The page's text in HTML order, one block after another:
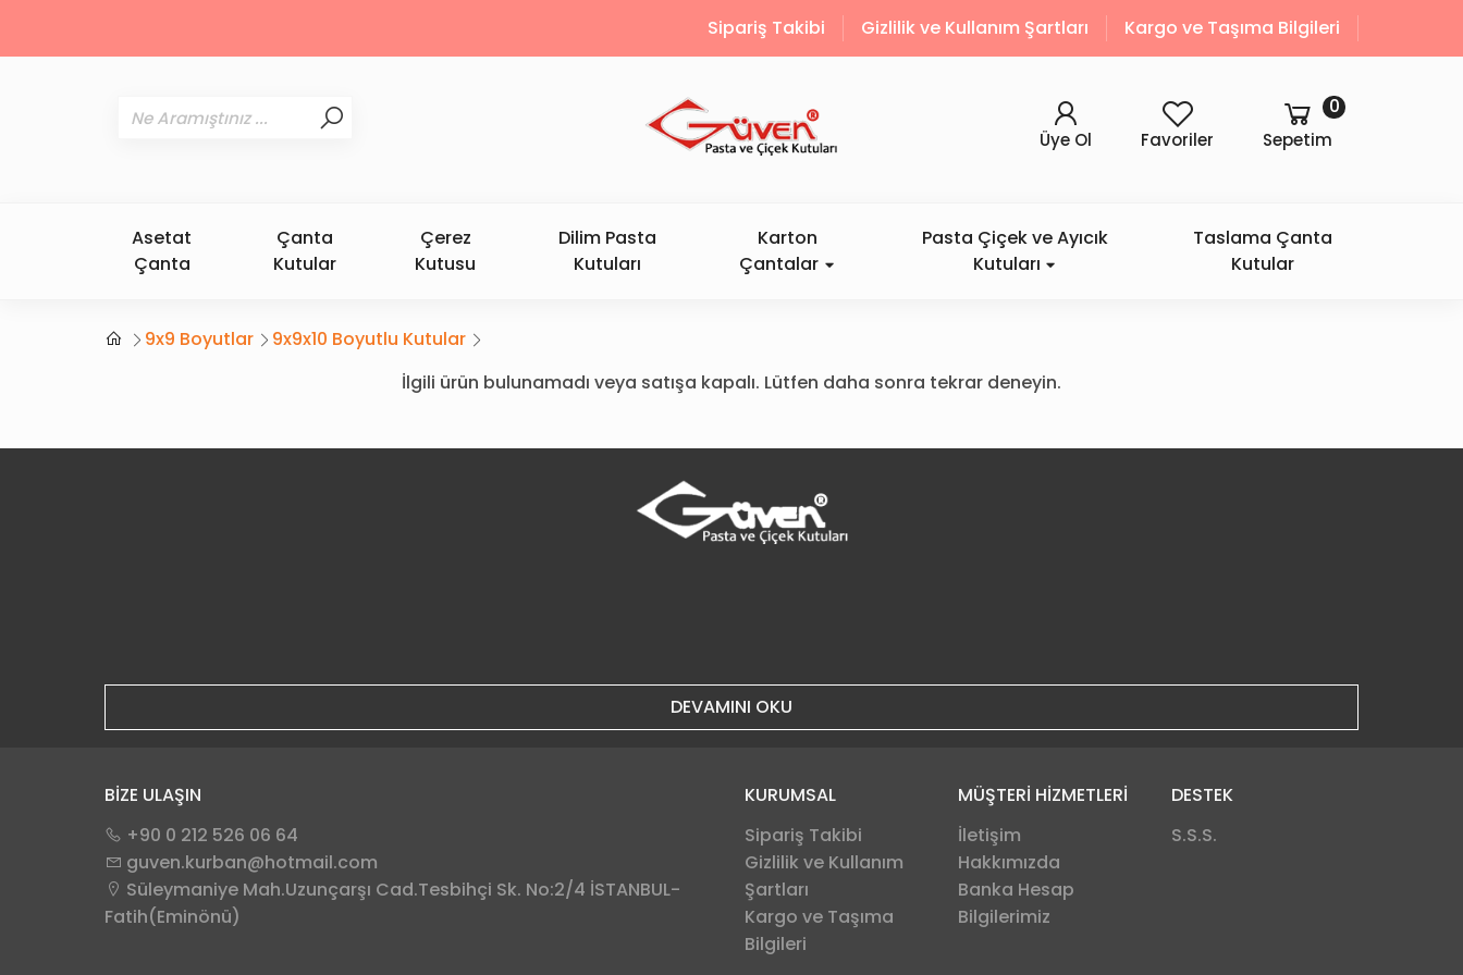
Sipariş Takibi Gizlilik ve Kullanım Şartları Kargo ve Taşıma Bilgileri
Sepetim
0
Favoriler
Üye Ol
Asetat
Çanta
Çanta
Kutular
Çerez
Kutusu
Dilim Pasta
Kutuları
Karton
Çantalar
Pasta Çiçek ve Ayıcık
Kutuları
Taslama Çanta
Kutular
9x9 Boyutlar
9x9x10 Boyutlu Kutular
İlgili ürün bulunamadı veya satışa kapalı. Lütfen daha sonra tekrar deneyin.
DEVAMINI OKU
BİZE ULAŞIN
+90 0 212 526 06 64
guven.kurban@hotmail.com
Süleymaniye Mah.Uzunçarşı Cad.Tesbihçi Sk. No:2/4 İSTANBUL-
Fatih(Eminönü)
KURUMSAL
Sipariş Takibi
Gizlilik ve Kullanım
Şartları
Kargo ve Taşıma
Bilgileri
MÜŞTERİ HİZMETLERİ
İletişim
Hakkımızda
Banka Hesap
Bilgilerimiz
DESTEK
S.S.S.